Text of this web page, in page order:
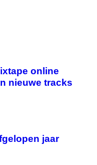
online
nieuwe tracks
jaar